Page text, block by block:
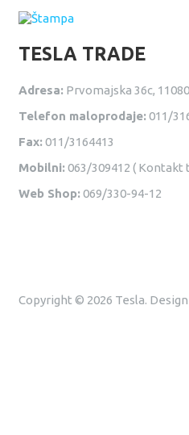
TESLA TRADE
Adresa: Prvomajska 36c,
Telefon maloprodaje:011/
Fax:011/3164413
Mobilni:063/309412 (
Web Shop:069/330-94-12
Copyright © 2026 Tesla.